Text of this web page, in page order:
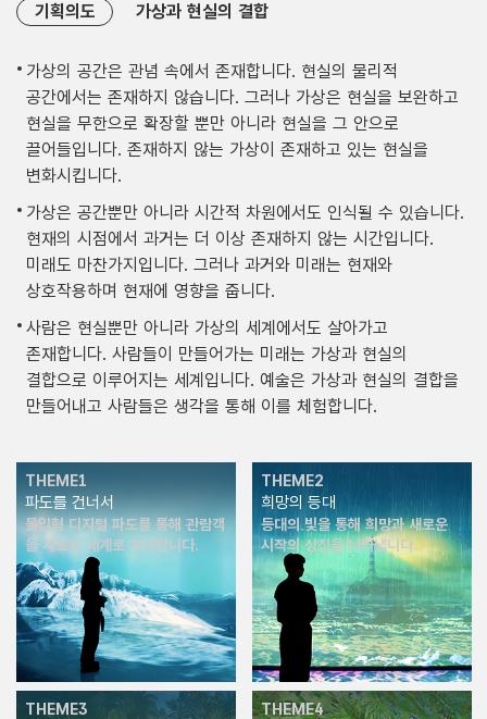
기획의도 가상과 현실의 결합
가상의 공간은 관념 속에서 존재합니다. 현실의 물리적
공간에서는 존재하지 않습니다. 그러나 가상은 현실을 보완하고
현실을 무한으로 확장할 뿐만 아니라 현실을 그 안으로
끌어들입니다. 존재하지 않는 가상이 존재하고 있는 현실을
변화시킵니다.
가상은 공간뿐만 아니라 시간적 차원에서도 인식될 수 있습니다.
현재의 시점에서 과거는 더 이상 존재하지 않는 시간입니다.
미래도 마찬가지입니다. 그러나 과거와 미래는 현재와
상호작용하며 현재에 영향을 줍니다.
사람은 현실뿐만 아니라 가상의 세계에서도 살아가고
존재합니다. 사람들이 만들어가는 미래는 가상과 현실의
결합으로 이루어지는 세계입니다. 예술은 가상과 현실의 결합을
만들어내고 사람들은 생각을 통해 이를 체험합니다.
THEME1
파도를 건너서
몰입형 디지털 파도를 통해 관람객
을 새로운 세계로 초대합니다.
THEME2
희망의 등대
등대의 빛을 통해 희망과 새로운
시작의 상징을 나타냅니다.
THEME3 THEME4